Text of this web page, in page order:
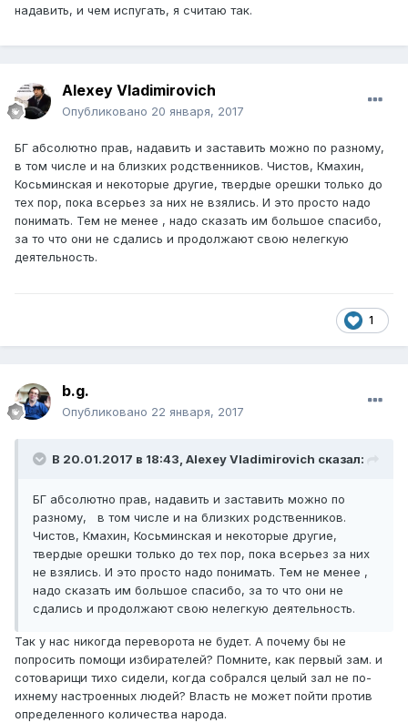
надавить, и чем испугать, я считаю так.
Alexey Vladimirovich
Опубликовано 20 января, 2017
БГ абсолютно прав, надавить и заставить можно по разному,
в том числе и на близких родственников. Чистов, Кмахин,
Косьминская и некоторые другие, твердые орешки только до
тех пор, пока всерьез за них не взялись. И это просто надо
понимать. Тем не менее , надо сказать им большое спасибо,
за то что они не сдались и продолжают свою нелегкую
деятельность.
1
b.g.
Опубликовано 22 января, 2017
В 20.01.2017 в 18:43, Alexey Vladimirovich сказал:
БГ абсолютно прав, надавить и заставить можно по
разному, в том числе и на близких родственников.
Чистов, Кмахин, Косьминская и некоторые другие,
твердые орешки только до тех пор, пока всерьез за них
не взялись. И это просто надо понимать. Тем не менее ,
надо сказать им большое спасибо, за то что они не
сдались и продолжают свою нелегкую деятельность.
Так у нас никогда переворота не будет. А почему бы не
попросить помощи избирателей? Помните, как первый зам. и
сотоварищи тихо сидели, когда собрался целый зал не по-
ихнему настроенных людей? Власть не может пойти против
определенного количества народа.